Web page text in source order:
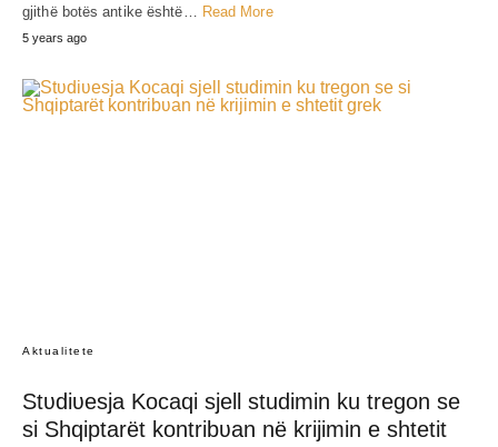
gjithë botës antike është… Read More
5 years ago
Aktualitete
Stʋdiʋesja Kocaqi sjell studimin ku tregon se
si Shqiptarët kontribʋan në krijimin e shtetit